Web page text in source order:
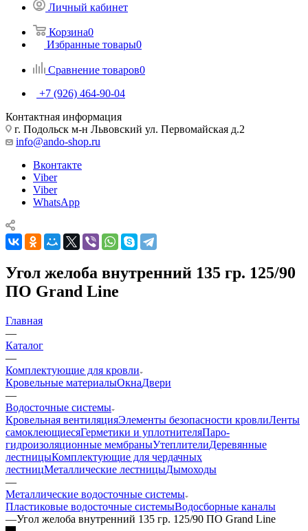
Личный кабинет
Корзина0
Избранные товары0
Сравнение товаров0
+7 (926) 464-90-04
Контактная информация
г. Подольск м-н Львовский ул. Первомайская д.2
info@ando-shop.ru
Вконтакте
Viber
Viber
WhatsApp
Угол желоба внутренний 135 гр. 125/90
ПО Grand Line
Главная
—
Каталог
—
Комплектующие для кровли
Кровельные материалыОкнаДвери
—
Водосточные системы
Кровельная вентиляцияЭлементы безопасности кровлиЛенты
самоклеющиесяГерметики и уплотнителяПаро-
гидроизоляционные мембраныУтеплителиДеревянные
лестницыКомплектующие для чердачных
лестницМеталлические лестницыДымоходы
—
Металлические водосточные системы
Пластиковые водосточные системыВодосборные каналы
—Угол желоба внутренний 135 гр. 125/90 ПО Grand Line